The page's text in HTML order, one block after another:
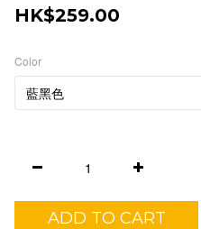
HK$259.00
Color
ADD TO CART